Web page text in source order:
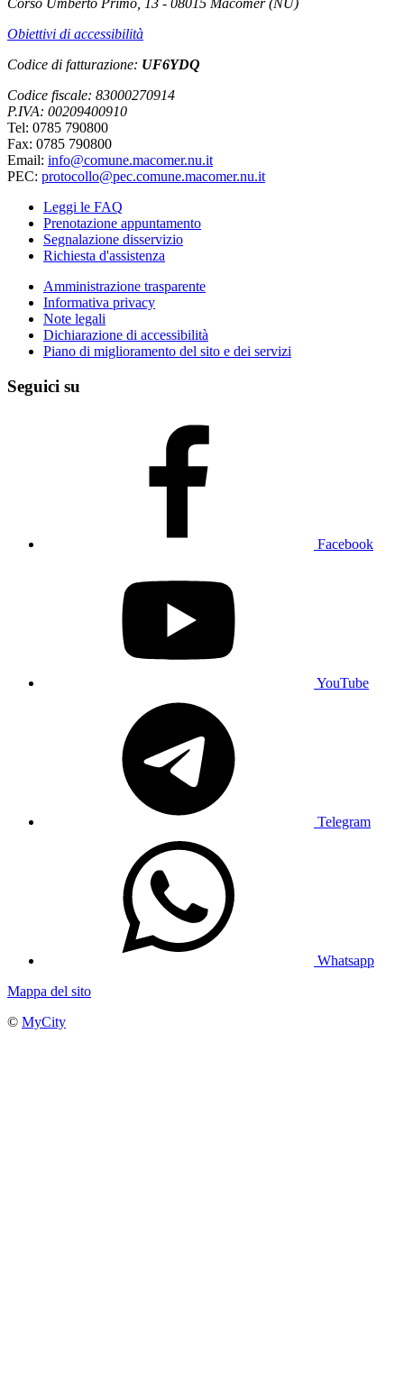
Corso Umberto Primo, 13 - 08015 Macomer (NU)
Obiettivi di accessibilità
Codice di fatturazione: UF6YDQ
Codice fiscale: 83000270914
P.IVA: 00209400910
Tel: 0785 790800
Fax: 0785 790800
Email: info@comune.macomer.nu.it
PEC: protocollo@pec.comune.macomer.nu.it
Leggi le FAQ
Prenotazione appuntamento
Segnalazione disservizio
Richiesta d'assistenza
Amministrazione trasparente
Informativa privacy
Note legali
Dichiarazione di accessibilità
Piano di miglioramento del sito e dei servizi
Seguici su
Facebook
YouTube
Telegram
Whatsapp
Mappa del sito
© MyCity